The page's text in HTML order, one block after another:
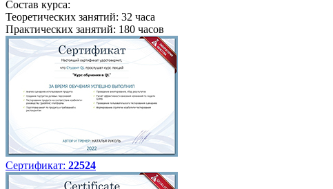
Состав курса:
Теоретических занятий: 32 часа
Практических занятий: 180 часов
Сертификат: 22524